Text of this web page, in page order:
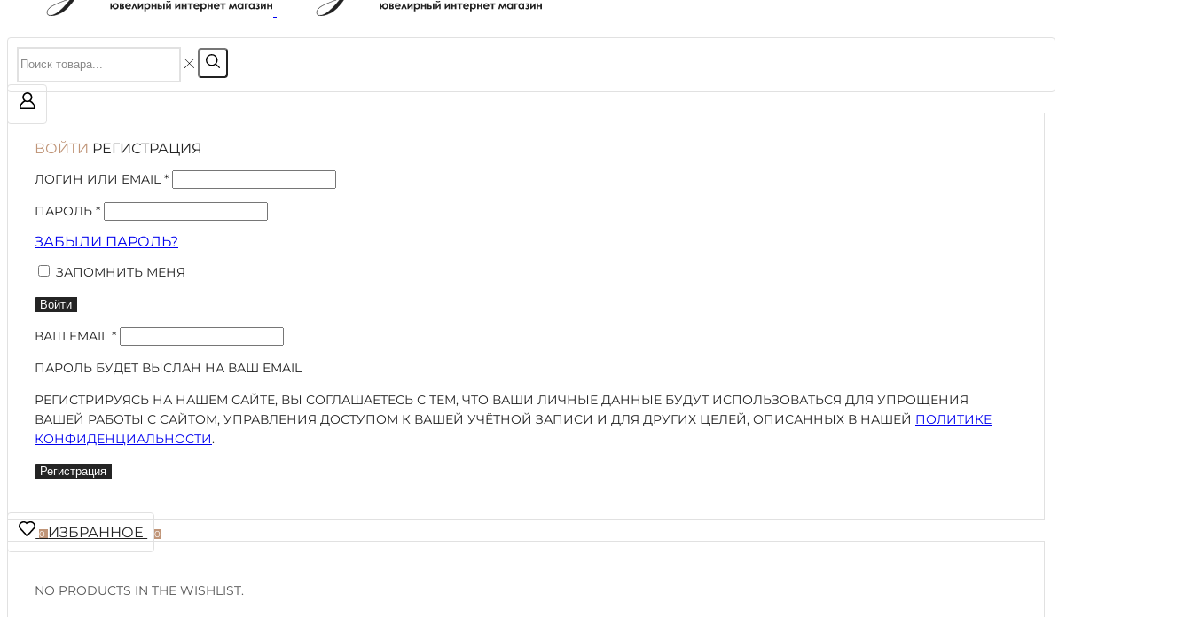
ВОЙТИ РЕГИСТРАЦИЯ
ЛОГИН ИЛИ EMAIL*
ПАРОЛЬ *
ЗАБЫЛИ ПАРОЛЬ?
ЗАПОМНИТЬ МЕНЯ
Войти
ВАШ EMAIL*
ПАРОЛЬ БУДЕТ ВЫСЛАН НА ВАШ EMAIL
РЕГИСТРИРУЯСЬ НА НАШЕМ САЙТЕ, ВЫ СОГЛАШАЕТЕСЬ С ТЕМ, ЧТО ВАШИ ЛИЧНЫЕ ДАННЫЕ БУДУТ ИСПОЛЬЗОВАТЬСЯ ДЛЯ УПРОЩЕНИЯ
ВАШЕЙ РАБОТЫ С САЙТОМ, УПРАВЛЕНИЯ ДОСТУПОМ К ВАШЕЙ УЧЁТНОЙ ЗАПИСИ И ДЛЯ ДРУГИХ ЦЕЛЕЙ, ОПИСАННЫХ В НАШЕЙ ПОЛИТИКЕ
КОНФИДЕНЦИАЛЬНОСТИ.
Регистрация
0 ИЗБРАННОЕ 0
NO PRODUCTS IN THE WISHLIST.